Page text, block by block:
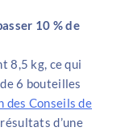
10 % de
8,5 kg, ce qui
6 bouteilles
des Conseils de
d’une